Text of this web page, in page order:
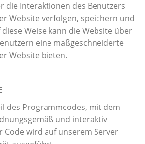
die Interaktionen des Benutzers
Website verfolgen, speichern und
Weise kann die Website über
eine maßgeschneiderte
Website bieten.
des Programmcodes, mit dem
und interaktiv
Code wird auf unserem Server